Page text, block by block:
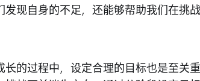
发现自身的不足，还能够帮助我们在挑
长的过程中，设定合理的目标也是至关